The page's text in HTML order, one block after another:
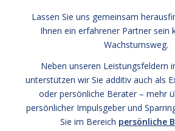
Lassen Sie uns gemeinsam
Ihnen ein erfahrener Partner sein
Wachstumsweg.
Neben unseren Leistungsfeldern
unterstützen wir Sie additiv auch als
oder persönliche Berater – mehr
persönlicher Impulsgeber und
Sie im Bereich persönliche